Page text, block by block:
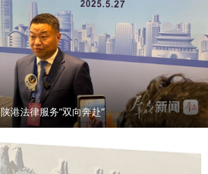
陕港法律服务“双向奔赴”